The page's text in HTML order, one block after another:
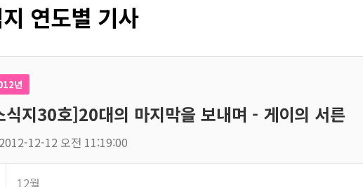
연도별 기사
년
식지30호]20대의 마지막을 보내며 - 게이의 서른
2012-12-12 오전 11:19:00
12월